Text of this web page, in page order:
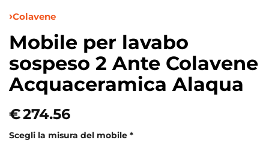
Colavene
Mobile per lavabo
sospeso 2 Ante Colavene
Acquaceramica Alaqua
€274.56
Scegli la misura del mobile *